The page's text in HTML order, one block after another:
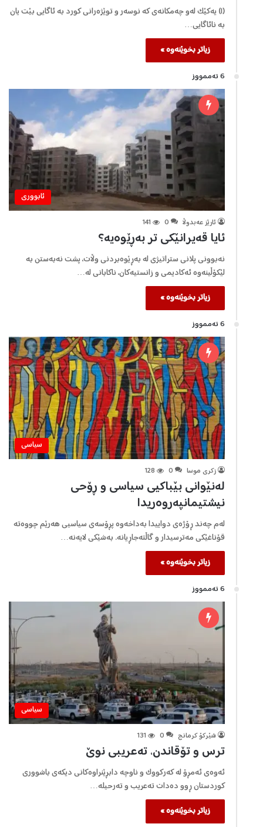
(١) یەکێک لەو چەمکانەی کە نوسەر و توێژەرانی کورد بە ئاگایی بێت یان
بە نائاگایی…
زیاتر بخوێنەوە »
6 تەممووز
ئابووری
ئارێز عەبدوڵا 0
141
ئایا قەيرانێکی تر بەڕێوەيە؟
نەبوونی پلانی ستراتیژی لە بەڕێوەبردنی وڵات، پشت نەبەستن بە
لێکۆڵینەوە ئەکادیمی و زانستیەکان، ناکابانی لە…
زیاتر بخوێنەوە »
6 تەممووز
سیاسی
زكری موسا 0
128
لەنێوانی بێباكیی سیاسی و ڕۆحی
نیشتیمانپەروەریدا
لەم چەند ڕۆژەی دواییدا بەداخەوە پڕۆسەی سیاسیی هەرێم چووەتە
قۆناغێكی مەترسیدار و گاڵتەجاڕیانە. بەشێكی لایەنە…
زیاتر بخوێنەوە »
6 تەممووز
سیاسی
شێرکۆ کرمانج 0
131
ترس و تۆقاندن، تەعریبی نوێ
ئەوەی ئەمڕۆ لە کەرکووک و ناوچە دابڕێنراوەکانی دیکەی باشووری
کوردستان ڕوو دەدات تەعریب و تەرحیلە…
زیاتر بخوێنەوە »